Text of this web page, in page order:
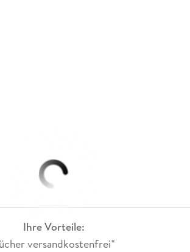
Ihre Vorteile:
versandkostenfrei*